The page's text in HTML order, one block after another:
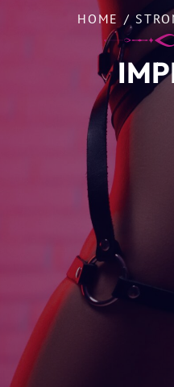
HOME /